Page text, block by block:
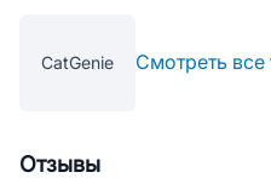
CatGenie Смотреть
Отзывы